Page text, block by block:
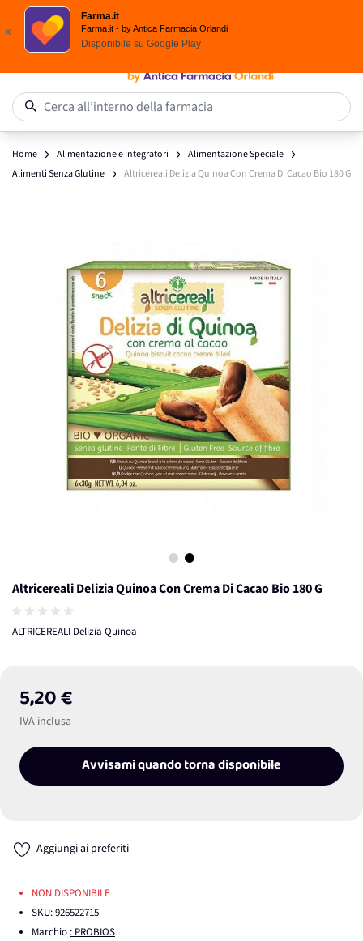
Spedizione
x
Farma.it
Farma.it - by Antica Farmacia Orlandi
Disponibile su Google Play
Salta al contenuto
Cerca all’interno della farmacia
Home Alimentazione e Integratori
Alimentazione Speciale
Alimenti Senza Glutine
Altricereali Delizia Quinoa Con Crema Di Cacao Bio 180 G
View larger image
View larger image
Altricereali Delizia Quinoa Con Crema Di Cacao Bio 180 G
ALTRICEREALI Delizia Quinoa
5,20 €
IVA inclusa
Avvisami quando torna disponibile
Aggiungi ai preferiti
NON DISPONIBILE
SKU:926522715
Marchio : PROBIOS